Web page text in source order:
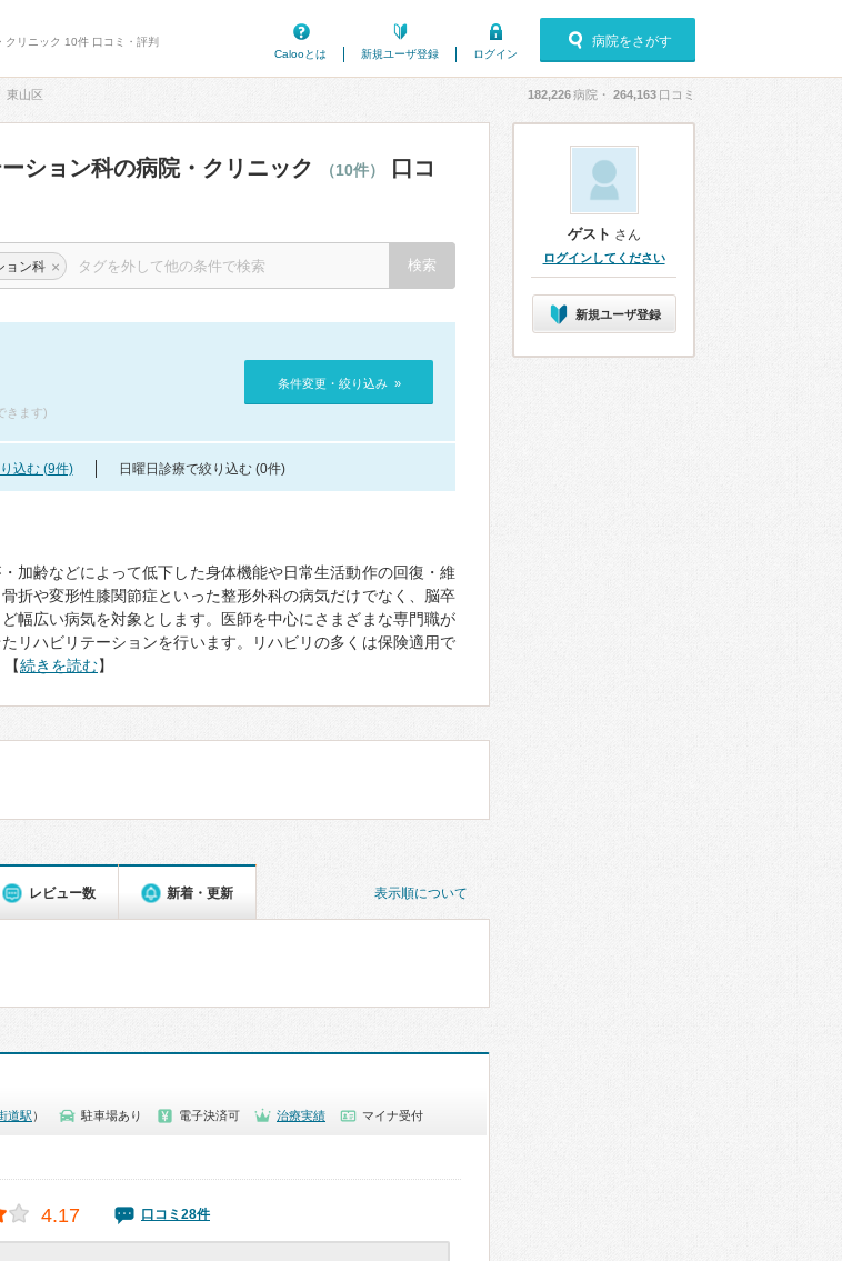
リニック 10件 口コミ・評判
Calooとは
新規ユーザ登録 ログイン
病院をさがす
東山区 182,226病院・ 264,163 口コミ
ション科の病院・クリニック （10件）
口コ
ョン科 ×
きます)
条件変更・絞り込み »
込む (9件) 日曜日診療で絞り込む (0件)
加齢などによって低下した身体機能や日常生活動作の回復・維
折や変形性膝関節症といった整形外科の病気だけでなく、脳卒
幅広い病気を対象とします。医師を中心にさまざまな専門職が
リハビリテーションを行います。リハビリの多くは保険適用で
続きを読む】
表示順について
レビュー数 新着・更新
道駅 ） 駐車場あり 電子決済可 治療実績 マイナ受付
4.17 口コミ28件
ゲスト さん
ログインしてください
新規ユーザ登録